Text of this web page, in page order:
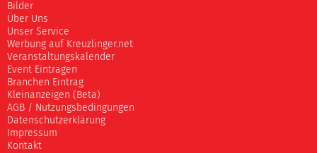
Bilder
Über Uns
Unser Service
Werbung auf Kreuzlinger.net
Veranstaltungskalender
Event Eintragen
Branchen Eintrag
Kleinanzeigen (Beta)
AGB / Nutzungsbedingungen
Datenschutzerklärung
Impressum
Kontakt